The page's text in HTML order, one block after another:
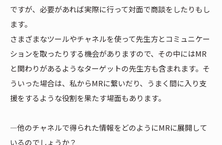
ですが、必要があれば実際に行って対面で商談をしたりもし
ます。
さまざまなツールやチャネルを使って先生方とコミュニケー
ションを取ったりする機会がありますので、その中にはMR
と関わりがあるようなターゲットの先生方も含まれます。そ
ういった場合は、私からMRに繋いだり、うまく間に入り支
援をするような役割を果たす場面もあります。
―他のチャネルで得られた情報をどのようにMRに展開して
いるのでしょうか？